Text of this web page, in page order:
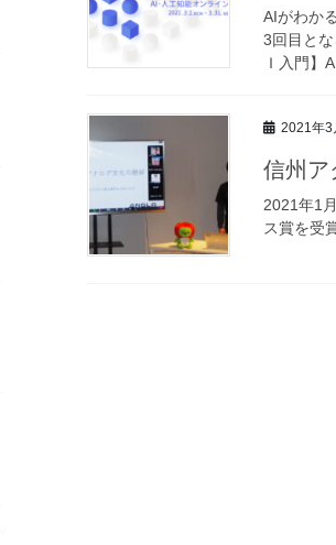
AIがわか
3回目と
Ｉ入門】
2021年3
信州ア
2021年1
ス賞を受